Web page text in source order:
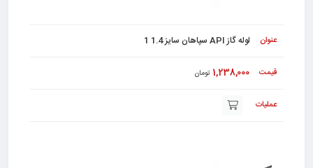
لوله گاز API سپاهان سایز 1.4 1
1,238,000 تومان